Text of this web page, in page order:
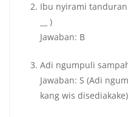
Ibu nyirami
__ )
Jawaban: B
Adi ngumpuli
Jawaban: S (Adi
kang wis disediakake)